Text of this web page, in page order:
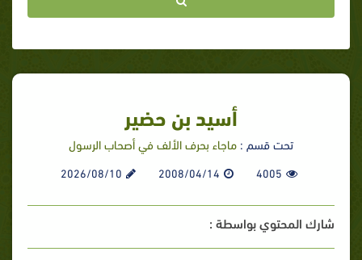
أسيد بن حضير
تحت قسم : ماجاء بحرف الألف في أصحاب الرسول
4005
2008/04/14
2026/08/10
شارك المحتوي بواسطة :